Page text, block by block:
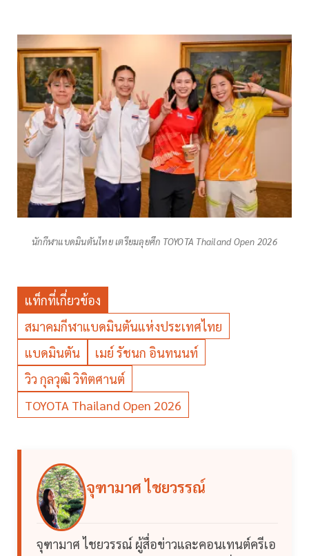
นักกีฬาแบดมินตันไทย เตรียมลุยศึก TOYOTA Thailand Open 2026
แท็กที่เกี่ยวข้อง
สมาคมกีฬาแบดมินตันแห่งประเทศไทย
แบดมินตัน
เมย์ รัชนก อินทนนท์
วิว กุลวุฒิ วิทิตศานต์
TOYOTA Thailand Open 2026
จุฑามาศ ไชยวรรณ์
จุฑามาศ ไชยวรรณ์ ผู้สื่อข่าวและคอนเทนต์ครีเอ